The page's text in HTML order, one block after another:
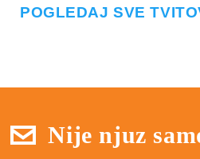
POGLEDAJ SVE
Nije njuz